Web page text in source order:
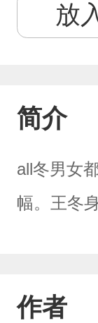
放
简介
all冬男女
幅。王冬
作者